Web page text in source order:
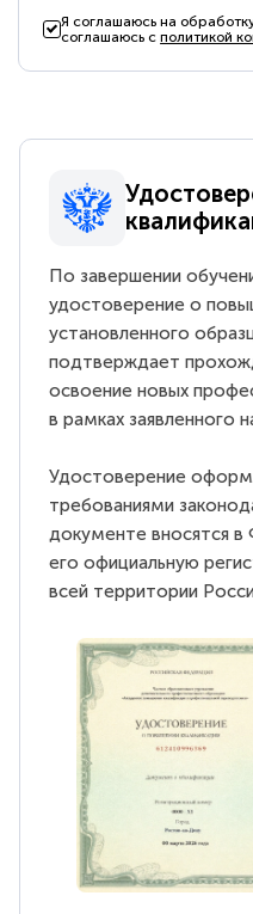
Я соглашаюсь на
соглашаюсь сполитикой
По завершении
удостоверение о
установленного
подтверждает
освоение новых
в рамках заявленного
Удостоверение
требованиями
документе вносятся
его официальную
всей территории